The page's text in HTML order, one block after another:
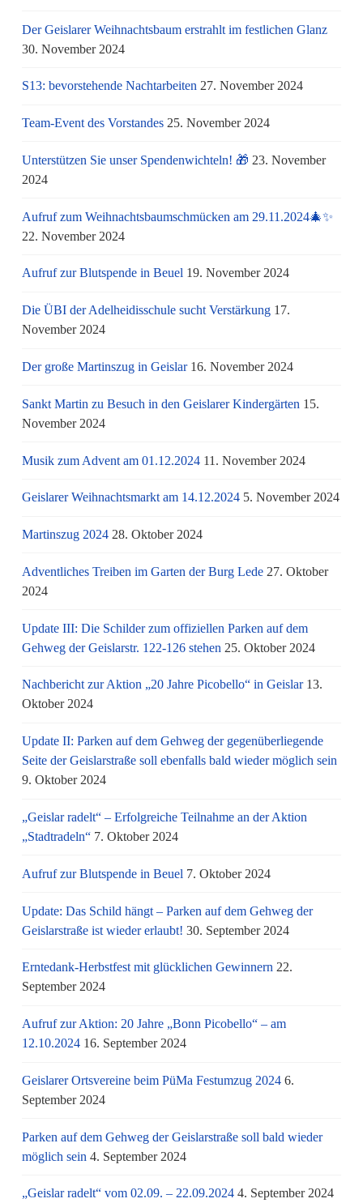
Der Geislarer Weihnachtsbaum erstrahlt im festlichen Glanz
30. November 2024
S13: bevorstehende Nachtarbeiten 27. November 2024
Team-Event des Vorstandes 25. November 2024
Unterstützen Sie unser Spendenwichteln! 🎁 23. November
2024
Aufruf zum Weihnachtsbaumschmücken am 29.11.2024🎄✨
22. November 2024
Aufruf zur Blutspende in Beuel 19. November 2024
Die ÜBI der Adelheidisschule sucht Verstärkung 17.
November 2024
Der große Martinszug in Geislar 16. November 2024
Sankt Martin zu Besuch in den Geislarer Kindergärten 15.
November 2024
Musik zum Advent am 01.12.2024 11. November 2024
Geislarer Weihnachtsmarkt am 14.12.2024 5. November 2024
Martinszug 2024 28. Oktober 2024
Adventliches Treiben im Garten der Burg Lede 27. Oktober
2024
Update III: Die Schilder zum offiziellen Parken auf dem
Gehweg der Geislarstr. 122-126 stehen 25. Oktober 2024
Nachbericht zur Aktion „20 Jahre Picobello“ in Geislar 13.
Oktober 2024
Update II: Parken auf dem Gehweg der gegenüberliegende
Seite der Geislarstraße soll ebenfalls bald wieder möglich sein
9. Oktober 2024
„Geislar radelt“ – Erfolgreiche Teilnahme an der Aktion
„Stadtradeln“ 7. Oktober 2024
Aufruf zur Blutspende in Beuel 7. Oktober 2024
Update: Das Schild hängt – Parken auf dem Gehweg der
Geislarstraße ist wieder erlaubt! 30. September 2024
Erntedank-Herbstfest mit glücklichen Gewinnern 22.
September 2024
Aufruf zur Aktion: 20 Jahre „Bonn Picobello“ – am
12.10.2024 16. September 2024
Geislarer Ortsvereine beim PüMa Festumzug 2024 6.
September 2024
Parken auf dem Gehweg der Geislarstraße soll bald wieder
möglich sein 4. September 2024
„Geislar radelt“ vom 02.09. – 22.09.2024 4. September 2024